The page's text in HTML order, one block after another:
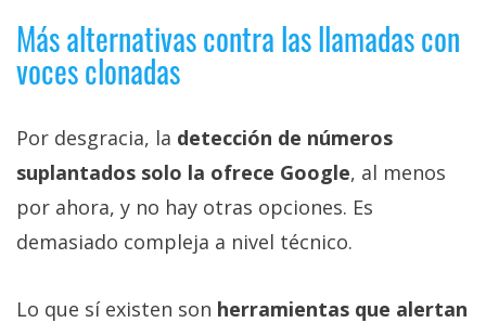
Más alternativas contra las llamadas con
voces clonadas
Por desgracia, la detección de números
suplantados solo la ofrece Google, al menos
por ahora, y no hay otras opciones. Es
demasiado compleja a nivel técnico.
Lo que sí existen son herramientas que alertan